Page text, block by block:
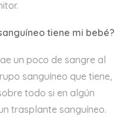
tiene mi bebé?
un poco de sangre al
sanguíneo que tiene,
todo si en algún
trasplante sanguíneo.